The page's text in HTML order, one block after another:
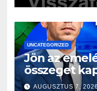
UNCATEGORIZED
Jön az
összeget
nyugdíjasok!
AUGUSZTUS 7, 2026